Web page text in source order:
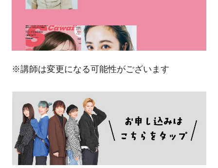
※講師は変更になる可能性がございます